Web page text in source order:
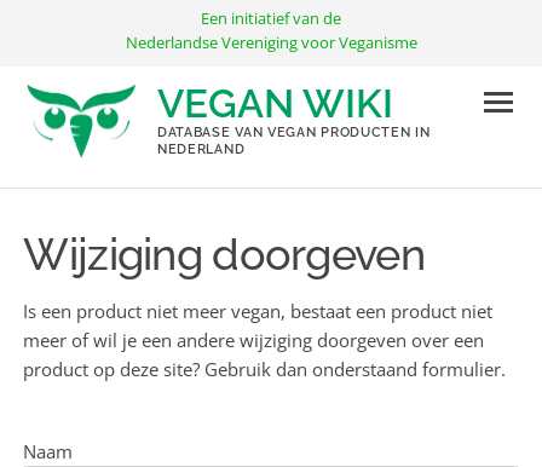
inhoud
Een initiatief van de
Nederlandse Vereniging voor Veganisme
VEGAN WIKI
DATABASE VAN VEGAN PRODUCTEN IN
NEDERLAND
Wijziging doorgeven
Is een product niet meer vegan, bestaat een product niet
meer of wil je een andere wijziging doorgeven over een
product op deze site? Gebruik dan onderstaand formulier.
Naam